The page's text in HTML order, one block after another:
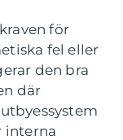
för
fel eller
den bra
där
interna